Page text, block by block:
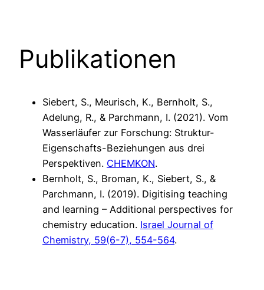
Publikationen
Siebert, S., Meurisch, K., Bernholt, S.,
Adelung, R., & Parchmann, I. (2021). Vom
Wasserläufer zur Forschung: Struktur-
Eigenschafts-Beziehungen aus drei
Perspektiven. CHEMKON.
Bernholt, S., Broman, K., Siebert, S., &
Parchmann, I. (2019). Digitising teaching
and learning – Additional perspectives for
chemistry education. Israel Journal of
Chemistry, 59(6-7), 554-564.